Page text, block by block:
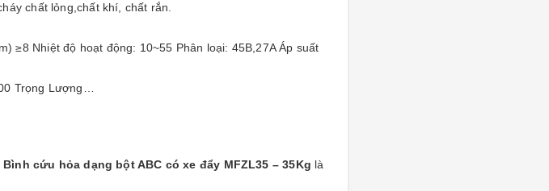
chất lỏng,chất khí, chất rắn.
≥8 Nhiệt độ hoạt động: 10~55 Phân loại: 45B,27A Áp suất
Trọng Lượng…
Bình cứu hỏa dạng bột ABC có xe đẩy MFZL35 – 35Kg là